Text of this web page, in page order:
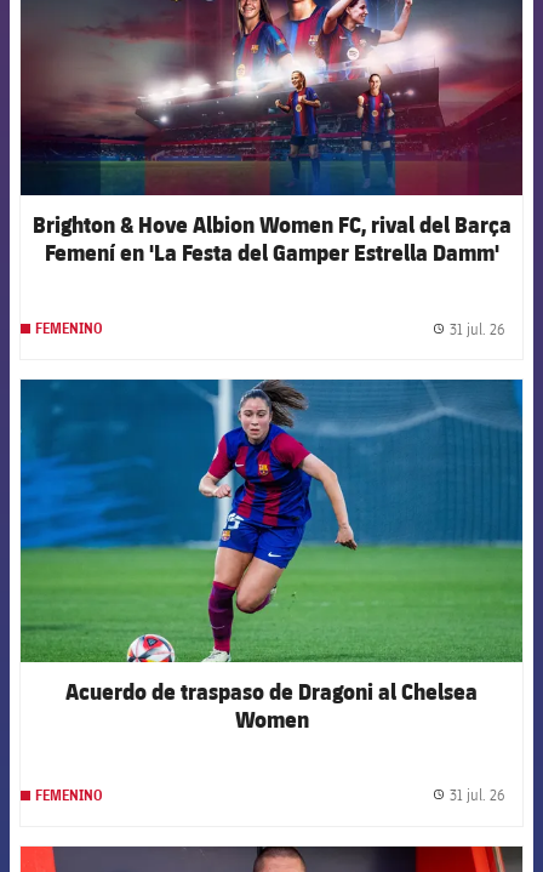
Brighton & Hove Albion Women FC, rival del Barça
Femení en 'La Festa del Gamper Estrella Damm'
FEMENINO 31 jul. 26
FCB Barcelona badge
Acuerdo de traspaso de Dragoni al Chelsea
Women
FEMENINO 31 jul. 26
FCB Barcelona badge